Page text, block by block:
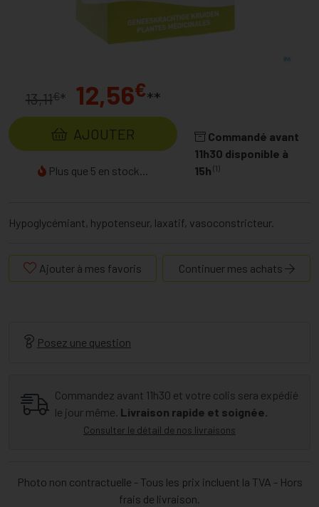
13,11€* 12,56€**
AJOUTER
Plus que 5 en stock...
Commandé avant
11h30 disponible à
15h (1)
Hypoglycémiant, hypotenseur, laxatif, vasoconstricteur.
Ajouter à mes favoris Continuer mes achats
Posez une question
Commandez avant 11h30 et votre colis sera expédié
le jour même. Livraison rapide et soignée.
Consulter le détail de nos livraisons
Photo non contractuelle - Tous les prix incluent la TVA - Hors
frais de livraison.